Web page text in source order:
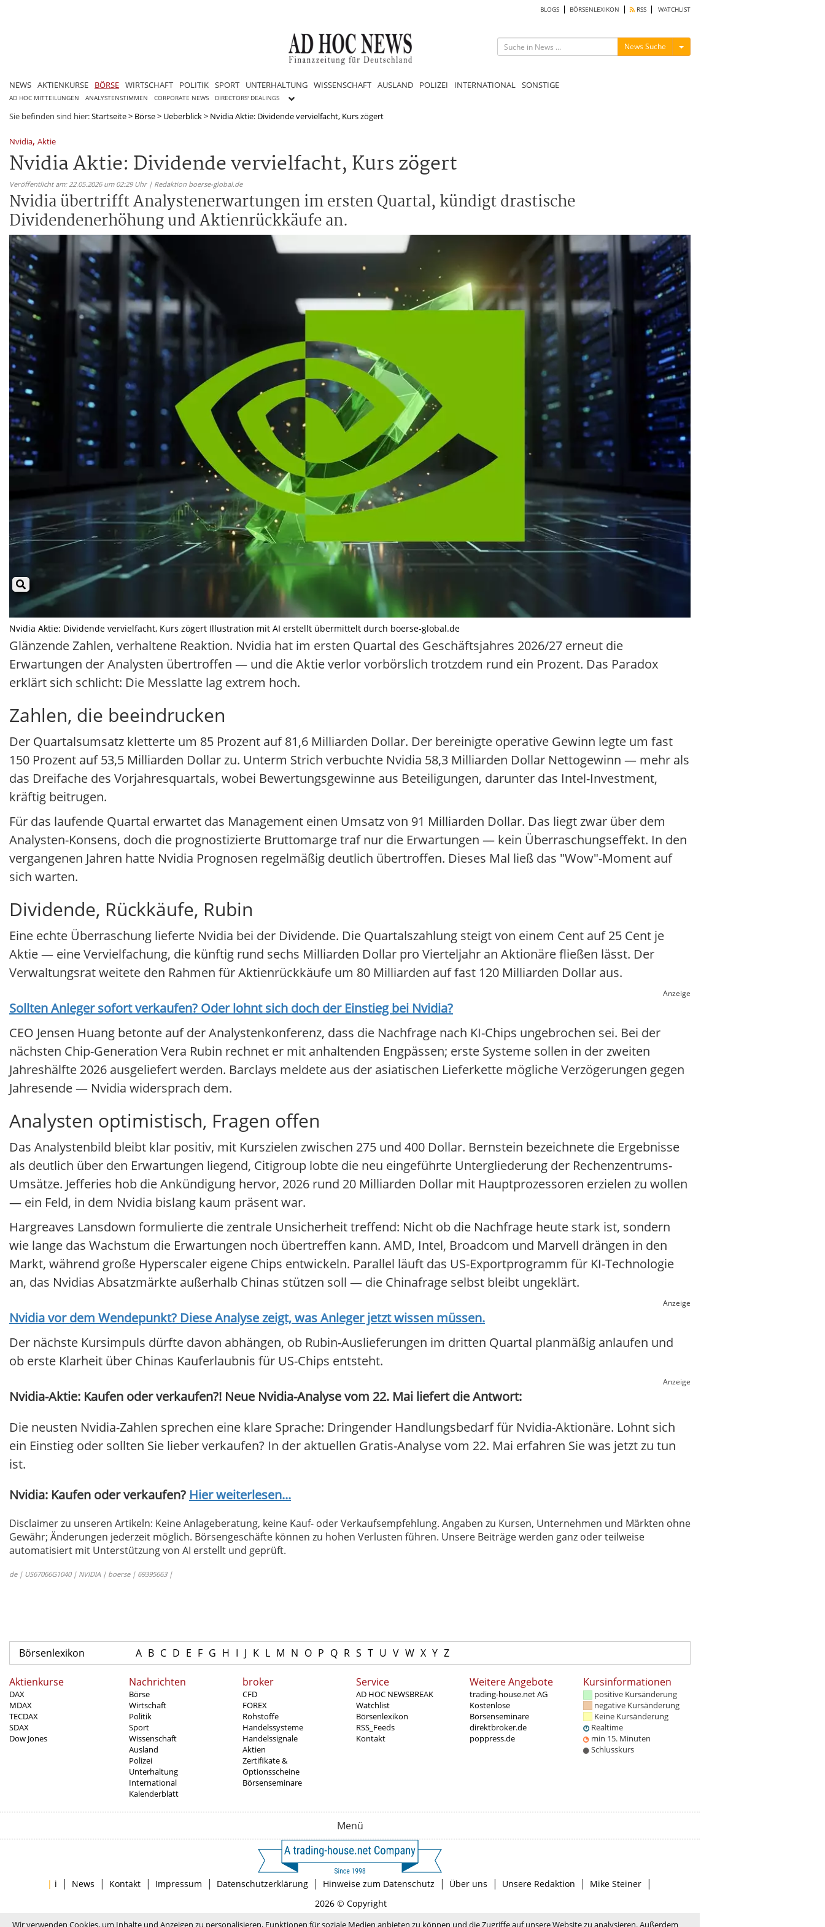
BLOGS BÖRSENLEXIKON RSS WATCHLIST
News Suche Menü ein-/ausblenden
NEWS AKTIENKURSE BÖRSE WIRTSCHAFT POLITIK SPORT UNTERHALTUNG WISSENSCHAFT AUSLAND POLIZEI INTERNATIONAL SONSTIGE
AD HOC MITTEILUNGEN ANALYSTENSTIMMEN CORPORATE NEWS DIRECTORS' DEALINGS
Sie befinden sind hier:Startseite> Börse> Ueberblick> Nvidia Aktie: Dividende vervielfacht, Kurs zögert
Nvidia, Aktie
Nvidia Aktie: Dividende vervielfacht, Kurs zögert
Veröffentlicht am: 22.05.2026 um 02:29 Uhr | Redaktion boerse-global.de
Nvidia übertrifft Analystenerwartungen im ersten Quartal, kündigt drastische
Dividendenerhöhung und Aktienrückkäufe an.
Nvidia Aktie: Dividende vervielfacht, Kurs zögert Illustration mit AI erstellt übermittelt durch boerse-global.de
Glänzende Zahlen, verhaltene Reaktion. Nvidia hat im ersten Quartal des Geschäftsjahres 2026/27 erneut die
Erwartungen der Analysten übertroffen — und die Aktie verlor vorbörslich trotzdem rund ein Prozent. Das Paradox
erklärt sich schlicht: Die Messlatte lag extrem hoch.
Zahlen, die beeindrucken
Der Quartalsumsatz kletterte um 85 Prozent auf 81,6 Milliarden Dollar. Der bereinigte operative Gewinn legte um fast
150 Prozent auf 53,5 Milliarden Dollar zu. Unterm Strich verbuchte Nvidia 58,3 Milliarden Dollar Nettogewinn — mehr als
das Dreifache des Vorjahresquartals, wobei Bewertungsgewinne aus Beteiligungen, darunter das Intel-Investment,
kräftig beitrugen.
Für das laufende Quartal erwartet das Management einen Umsatz von 91 Milliarden Dollar. Das liegt zwar über dem
Analysten-Konsens, doch die prognostizierte Bruttomarge traf nur die Erwartungen — kein Überraschungseffekt. In den
vergangenen Jahren hatte Nvidia Prognosen regelmäßig deutlich übertroffen. Dieses Mal ließ das "Wow"-Moment auf
sich warten.
Dividende, Rückkäufe, Rubin
Eine echte Überraschung lieferte Nvidia bei der Dividende. Die Quartalszahlung steigt von einem Cent auf 25 Cent je
Aktie — eine Vervielfachung, die künftig rund sechs Milliarden Dollar pro Vierteljahr an Aktionäre fließen lässt. Der
Verwaltungsrat weitete den Rahmen für Aktienrückkäufe um 80 Milliarden auf fast 120 Milliarden Dollar aus.
Anzeige
Sollten Anleger sofort verkaufen? Oder lohnt sich doch der Einstieg bei Nvidia?
CEO Jensen Huang betonte auf der Analystenkonferenz, dass die Nachfrage nach KI-Chips ungebrochen sei. Bei der
nächsten Chip-Generation Vera Rubin rechnet er mit anhaltenden Engpässen; erste Systeme sollen in der zweiten
Jahreshälfte 2026 ausgeliefert werden. Barclays meldete aus der asiatischen Lieferkette mögliche Verzögerungen gegen
Jahresende — Nvidia widersprach dem.
Analysten optimistisch, Fragen offen
Das Analystenbild bleibt klar positiv, mit Kurszielen zwischen 275 und 400 Dollar. Bernstein bezeichnete die Ergebnisse
als deutlich über den Erwartungen liegend, Citigroup lobte die neu eingeführte Untergliederung der Rechenzentrums-
Umsätze. Jefferies hob die Ankündigung hervor, 2026 rund 20 Milliarden Dollar mit Hauptprozessoren erzielen zu wollen
— ein Feld, in dem Nvidia bislang kaum präsent war.
Hargreaves Lansdown formulierte die zentrale Unsicherheit treffend: Nicht ob die Nachfrage heute stark ist, sondern
wie lange das Wachstum die Erwartungen noch übertreffen kann. AMD, Intel, Broadcom und Marvell drängen in den
Markt, während große Hyperscaler eigene Chips entwickeln. Parallel läuft das US-Exportprogramm für KI-Technologie
an, das Nvidias Absatzmärkte außerhalb Chinas stützen soll — die Chinafrage selbst bleibt ungeklärt.
Anzeige
Nvidiavor dem Wendepunkt? Diese Analyse zeigt, was Anleger jetzt wissen müssen.
Der nächste Kursimpuls dürfte davon abhängen, ob Rubin-Auslieferungen im dritten Quartal planmäßig anlaufen und
ob erste Klarheit über Chinas Kauferlaubnis für US-Chips entsteht.
Anzeige
Nvidia-Aktie: Kaufen oder verkaufen?! Neue Nvidia-Analyse vom 22. Mai liefert die Antwort:
Die neusten Nvidia-Zahlen sprechen eine klare Sprache: Dringender Handlungsbedarf für Nvidia-Aktionäre. Lohnt sich
ein Einstieg oder sollten Sie lieber verkaufen? In der aktuellen Gratis-Analyse vom 22. Mai erfahren Sie was jetzt zu tun
ist.
Nvidia: Kaufen oder verkaufen? Hier weiterlesen...
Disclaimer zu unseren Artikeln: Keine Anlageberatung, keine Kauf- oder Verkaufsempfehlung. Angaben zu Kursen, Unternehmen und Märkten ohne
Gewähr; Änderungen jederzeit möglich. Börsengeschäfte können zu hohen Verlusten führen. Unsere Beiträge werden ganz oder teilweise
automatisiert mit Unterstützung von AI erstellt und geprüft.
de | US67066G1040 | NVIDIA | boerse | 69395663 |
Börsenlexikon A B C D E F G H I J K L M N O P Q R S T U V W X Y Z
Aktienkurse
DAX
MDAX
TECDAX
SDAX
Dow Jones
Nachrichten
Börse
Wirtschaft
Politik
Sport
Wissenschaft
Ausland
Polizei
Unterhaltung
International
Kalenderblatt
broker
CFD
FOREX
Rohstoffe
Handelssysteme
Handelssignale
Aktien
Zertifikate &
Optionsscheine
Börsenseminare
Service
AD HOC NEWSBREAK
Watchlist
Börsenlexikon
RSS_Feeds
Kontakt
Weitere Angebote
trading-house.net AG
Kostenlose
Börsenseminare
direktbroker.de
poppress.de
Kursinformationen
positive Kursänderung
negative Kursänderung
Keine Kursänderung
Realtime
min 15. Minuten
Schlusskurs
Menü
| i | News | Kontakt | Impressum | Datenschutzerklärung | Hinweise zum Datenschutz | Über uns | Unsere Redaktion | Mike Steiner |
2026 © Copyright
Wir verwenden Cookies, um Inhalte und Anzeigen zu personalisieren, Funktionen für soziale Medien anbieten zu können und die Zugriffe auf unsere Website zu analysieren. Außerdem